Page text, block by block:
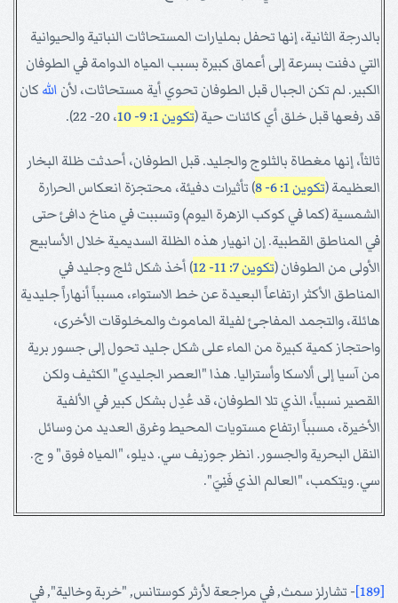
بالدرجة الثانية، إنها تحفل بمليارات المستحاثات النباتية والحيوانية
التي دفنت بسرعة إلى أعماق كبيرة بسبب المياه الدوامة في الطوفان
الكبير. لم تكن الجبال قبل الطوفان تحوي أية مستحاثات، لأن الله كان
قد رفعها قبل خلق أي كائنات حية (تكوين 1: 9- 10 ، 20- 22).
ثالثاً، إنها مغطاة بالثلوج والجليد. قبل الطوفان، أحدثت ظلة البخار
العظيمة (تكوين 1: 6- 8
) تأثيرات دفيئة، محتجزة انعكاس الحرارة
الشمسية (كما في كوكب الزهرة اليوم) وتسببت في مناخ دافئ حتى
في المناطق القطبية. إن انهيار هذه الظلة السديمية خلال الأسابيع
الأولى من الطوفان (تكوين 7: 11- 12
) أخذ شكل ثلج وجليد في
المناطق الأكثر ارتفاعاً البعيدة عن خط الاستواء، مسبباً أنهاراً جليدية
هائلة، والتجمد المفاجئ لفيلة الماموث والمخلوقات الأخرى،
واحتجاز كمية كبيرة من الماء على شكل جليد تحول إلى جسور برية
من آسيا إلى ألاسكا وأستراليا. هذا "العصر الجليدي" الكثيف ولكن
القصير نسبياً، الذي تلا الطوفان، قد عُدِل بشكل كبير في الألفية
الأخيرة، مسبباً ارتفاع مستويات المحيط وغرق العديد من وسائل
النقل البحرية والجسور. انظر جوزيف سي. ديلو، "المياه فوق" و ج.
سي. ويتكمب، "العالم الذي فَنِيَ".
[189]
- تشارلز سمث, في مراجعة لأرثر كوستانس, "خربة وخالية", في